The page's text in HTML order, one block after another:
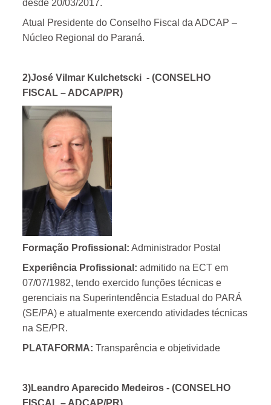
desde 20/03/2017.
Atual Presidente do Conselho Fiscal da ADCAP –
Núcleo Regional do Paraná.
2)José Vilmar Kulchetscki - (CONSELHO
FISCAL – ADCAP/PR)
Formação Profissional: Administrador Postal
Experiência Profissional: admitido na ECT em
07/07/1982, tendo exercido funções técnicas e
gerenciais na Superintendência Estadual do PARÁ
(SE/PA) e atualmente exercendo atividades técnicas
na SE/PR.
PLATAFORMA: Transparência e objetividade
3)Leandro Aparecido Medeiros - (CONSELHO
FISCAL – ADCAP/PR)